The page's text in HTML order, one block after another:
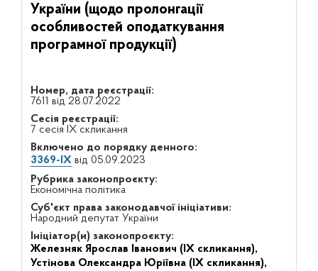
України (щодо пролонгації
особливостей оподаткування
програмної продукції)
Номер, дата реєстрації:
7611 від 28.07.2022
Сесія реєстрації:
7 сесія IX скликання
Включено до порядку денного:
3369-IXвід 05.09.2023
Рубрика законопроєкту:
Економічна політика
Суб'єкт права законодавчої ініціативи:
Народний депутат України
Ініціатор(и) законопроєкту:
Железняк Ярослав Іванович (IX скликання),
Устінова Олександра Юріївна (IX скликання),